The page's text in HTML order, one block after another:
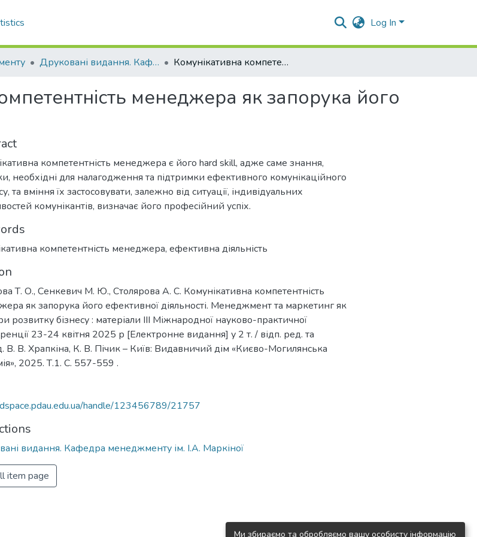
Log In
Друковані видання. Кафедра менеджменту ім. І.А. Маркіної Комунікативна компетентність менеджера як запорука його ефективної діяльності
менеджера як запорука його
компетентність менеджера є його hard skill, адже саме знання,
необхідні для налагодження та підтримки ефективного комунікаційного
та вміння їх застосовувати, залежно від ситуації, індивідуальних
комунікантів, визначає його професійний успіх.
компетентність менеджера, ефективна діяльність
Т. О., Сенкевич М. Ю., Столярова А. С. Комунікативна компетентність
як запорука його ефективної діяльності. Менеджмент та маркетинг як
розвитку бізнесу : матеріали ІІІ Міжнародної науково-практичної
23-24 квітня 2025 р [Електронне видання] у 2 т. / відп. ред. та
В. В. Храпкіна, К. В. Пічик – Київ: Видавничий дім «Києво-Могилянська
2025. Т.1. С. 557-559 .
handle/123456789/21757
видання. Кафедра менеджменту ім. І.А. Маркіної
item page
Ми збираємо та обробляємо вашу особисту інформацію